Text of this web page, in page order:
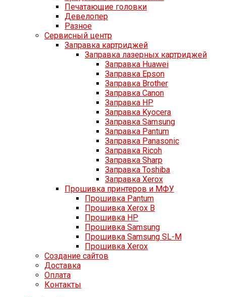
Печатающие головки
Девелопер
Разное
Сервисный центр
Заправка картриджей
Заправка лазерных картриджей
Заправка Huawei
Заправка Epson
Заправка Brother
Заправка Canon
Заправка HP
Заправка Kyocera
Заправка Samsung
Заправка Pantum
Заправка Panasonic
Заправка Ricoh
Заправка Sharp
Заправка Toshiba
Заправка Xerox
Прошивка принтеров и МФУ
Прошивка Pantum
Прошивка Xerox B
Прошивка HP
Прошивка Samsung
Прошивка Samsung SL-M
Прошивка Xerox
Создание сайтов
Доставка
Оплата
Контакты